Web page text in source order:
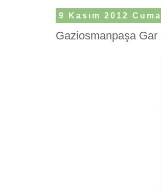
9 Kasım 2012 Cuma
Gaziosmanpaşa Gar